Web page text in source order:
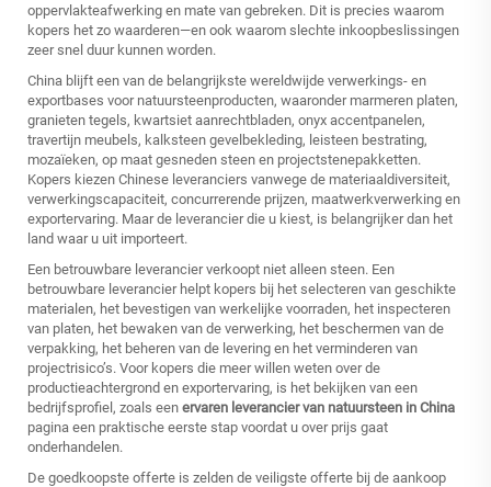
oppervlakteafwerking en mate van gebreken. Dit is precies waarom
kopers het zo waarderen—en ook waarom slechte inkoopbeslissingen
zeer snel duur kunnen worden.
China blijft een van de belangrijkste wereldwijde verwerkings- en
exportbases voor natuursteenproducten, waaronder marmeren platen,
granieten tegels, kwartsiet aanrechtbladen, onyx accentpanelen,
travertijn meubels, kalksteen gevelbekleding, leisteen bestrating,
mozaïeken, op maat gesneden steen en projectstenepakketten.
Kopers kiezen Chinese leveranciers vanwege de materiaaldiversiteit,
verwerkingscapaciteit, concurrerende prijzen, maatwerkverwerking en
exportervaring. Maar de leverancier die u kiest, is belangrijker dan het
land waar u uit importeert.
Een betrouwbare leverancier verkoopt niet alleen steen. Een
betrouwbare leverancier helpt kopers bij het selecteren van geschikte
materialen, het bevestigen van werkelijke voorraden, het inspecteren
van platen, het bewaken van de verwerking, het beschermen van de
verpakking, het beheren van de levering en het verminderen van
projectrisico’s. Voor kopers die meer willen weten over de
productieachtergrond en exportervaring, is het bekijken van een
bedrijfsprofiel, zoals een ervaren leverancier van natuursteen in China
pagina een praktische eerste stap voordat u over prijs gaat
onderhandelen.
De goedkoopste offerte is zelden de veiligste offerte bij de aankoop